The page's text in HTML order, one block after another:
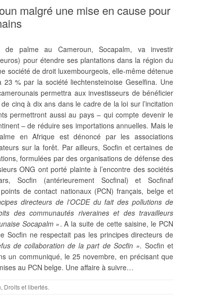
malgré une mise en cause pour
de palme au Cameroun, Socapalm, va investir
pour étendre ses plantations dans la région du
société de droit luxembourgeois, elle-même détenue
% par la société liechtensteinoise Geselfina. Une
permettra aux investisseurs de bénéficier
cinq à dix ans dans le cadre de la loi sur l’incitation
permettront aussi au pays – quicompte devenir le
– de réduire ses importations annuelles. Mais le
en Afrique est dénoncé par les associations
sur la forêt. Par ailleurs, Socfin et certaines de
formulées par des organisations de défense des
ONG ont porté plainte à l’encontre des sociétés
Socfin (antérieurement Socfinal) et Socfinaf
de contact nationaux (PCN) français, belge et
directeurs de l’OCDE du fait des pollutions de
des communautés riveraines et des travailleurs
Socapalm ». A la suite de cette saisine, le PCN
Socfin ne respectait pas les principes directeurs de
de collaboration de la part de Socfin ». Socfin et
un communiqué, le 25 novembre, en précisant que
au PCN belge. Une affaire à suivre…
, Droits et libertés.